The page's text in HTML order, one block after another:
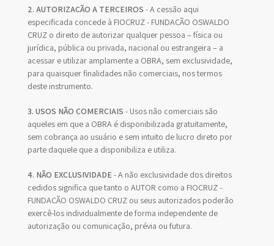
2. AUTORIZAÇÃO A TERCEIROS - A cessão aqui
especificada concede à FIOCRUZ - FUNDAÇÃO OSWALDO
CRUZ o direito de autorizar qualquer pessoa – física ou
jurídica, pública ou privada, nacional ou estrangeira – a
acessar e utilizar amplamente a OBRA, sem exclusividade,
para quaisquer finalidades não comerciais, nos termos
deste instrumento.
3. USOS NÃO COMERCIAIS - Usos não comerciais são
aqueles em que a OBRA é disponibilizada gratuitamente,
sem cobrança ao usuário e sem intuito de lucro direto por
parte daquele que a disponibiliza e utiliza.
4. NÃO EXCLUSIVIDADE- A não exclusividade dos direitos
cedidos significa que tanto o AUTOR como a FIOCRUZ -
FUNDAÇÃO OSWALDO CRUZ ou seus autorizados poderão
exercê-los individualmente de forma independente de
autorização ou comunicação, prévia ou futura.